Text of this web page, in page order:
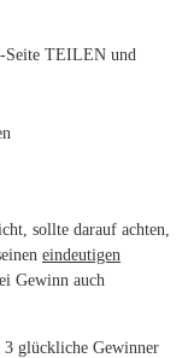
Seite TEILEN und
sollte darauf achten,
eindeutigen
Gewinn auch
3 glückliche Gewinner